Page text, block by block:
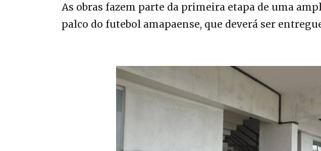
As obras fazem parte da primeira etapa de uma
palco do futebol amapaense, que deverá ser